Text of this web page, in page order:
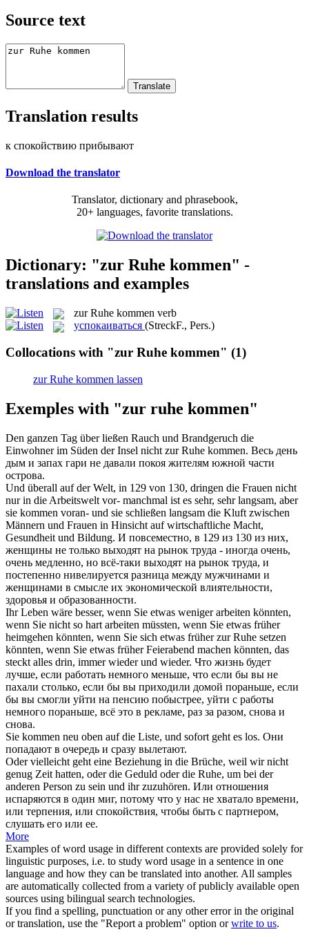
Source text
Translation results
к спокойствию прибывают
Download the translator
Translator, dictionary and phrasebook,
20+ languages, favorite translations.
Dictionary: "zur Ruhe kommen" -
translations and examples
zur Ruhe kommen verb
успокаиваться (StreckF., Pers.)
Collocations with "zur Ruhe kommen" (1)
zur Ruhe kommen lassen
Exemples with "zur ruhe kommen"
Den ganzen Tag über ließen Rauch und Brandgeruch die
Einwohner im Süden der Insel nicht zur Ruhe kommen. Весь день
дым и запах гари не давали покоя жителям южной части
острова.
Und überall auf der Welt, in 129 von 130, dringen die Frauen nicht
nur in die Arbeitswelt vor- manchmal ist es sehr, sehr langsam, aber
sie kommen voran- und sie schließen langsam die Kluft zwischen
Männern und Frauen in Hinsicht auf wirtschaftliche Macht,
Gesundheit und Bildung. И повсеместно, в 129 из 130 из них,
женщины не только выходят на рынок труда - иногда очень,
очень медленно, но всё-таки выходят на рынок труда, и
постепенно нивелируется разница между мужчинами и
женщинами в смысле их экономической влиятельности,
здоровья и образованности.
Ihr Leben wäre besser, wenn Sie etwas weniger arbeiten könnten,
wenn Sie nicht so hart arbeiten müssten, wenn Sie etwas früher
heimgehen könnten, wenn Sie sich etwas früher zurRuhe setzen
könnten, wenn Sie etwas früher Feierabend machen könnten, das
steckt alles drin, immer wieder und wieder. Что жизнь будет
лучше, если работать немного меньше, что если бы вы не
пахали столько, если бы вы приходили домой пораньше, если
бы вы смогли уйти на пенсию побыстрее, уйти с работы
немного пораньше, всё это в рекламе, раз за разом, снова и
снова.
Sie kommen neu oben auf die Liste, und sofort geht es los. Они
попадают в очередь и сразу вылетают.
Oder vielleicht geht eine Beziehung in die Brüche, weil wir nicht
genug Zeit hatten, oder die Geduld oder die Ruhe, um bei der
anderen Person zu sein und ihr zuzuhören. Или отношения
испаряются в один миг, потому что у нас не хватало времени,
или терпения, или спокойствия, чтобы быть с партнером,
слушать его или ее.
More
Examples of word usage in different contexts are provided solely for
linguistic purposes, i.e. to study word usage in a sentence in one
language and how they can be translated into another. All samples
are automatically collected from a variety of publicly available open
sources using bilingual search technologies.
If you find a spelling, punctuation or any other error in the original
or translation, use the "Report a problem" option orwrite to us.